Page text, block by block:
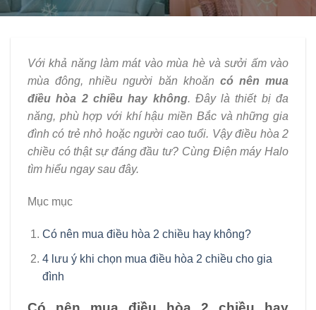
Với khả năng làm mát vào mùa hè và sưởi ấm vào
mùa đông, nhiều người băn khoăn có nên mua
điều hòa 2 chiều hay không. Đây là thiết bị đa
năng, phù hợp với khí hậu miền Bắc và những gia
đình có trẻ nhỏ hoặc người cao tuổi. Vậy điều hòa 2
chiều có thật sự đáng đầu tư? Cùng Điện máy Halo
tìm hiểu ngay sau đây.
Mục mục
Có nên mua điều hòa 2 chiều hay không?
4 lưu ý khi chọn mua điều hòa 2 chiều cho gia
đình